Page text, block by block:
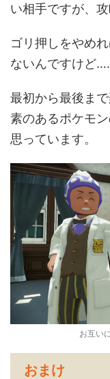
い相手ですが、
ゴリ押しをやめ
ないんですけど
最初から最後ま
素のあるポケモ
思っています。
お互い
おまけ